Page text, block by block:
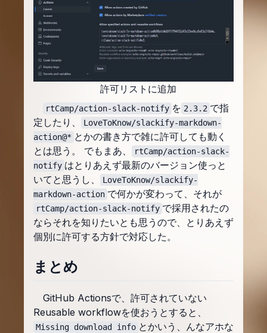
許可リストに追加
rtCamp/action-slack-notify を 2.3.2 で指
定したり、
LoveToKnow/slackify-markdown-
action@* とかの書き方で雑に許可しても動く
とは思う。 でもまあ、
rtCamp/action-slack-
notify はとりあえず最新のバージョン使っと
いてと思うし、
LoveToKnow/slackify-
markdown-action で何かが変わって、それが
rtCamp/action-slack-notify で採用されたの
ならそれを知りたいとも思うので、とりあえず
個別に許可する方針で対応した。
まとめ
GitHub Actionsで、許可されていない
Reusable workflowを使おうとすると、
Missing download info とかいう、んなアホな